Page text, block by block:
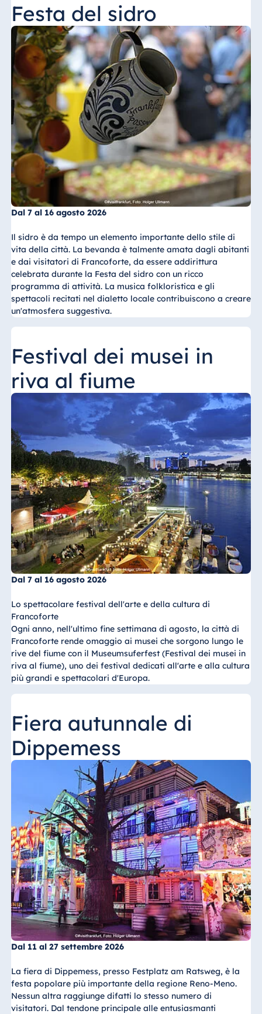
Festa del sidro
Dal 7 al 16 agosto 2026
Il sidro è da tempo un elemento importante dello stile di
vita della città. La bevanda è talmente amata dagli abitanti
e dai visitatori di Francoforte, da essere addirittura
celebrata durante la Festa del sidro con un ricco
programma di attività. La musica folkloristica e gli
spettacoli recitati nel dialetto locale contribuiscono a creare
un'atmosfera suggestiva.
Festival dei musei in
riva al fiume
Dal 7 al 16 agosto 2026
Lo spettacolare festival dell'arte e della cultura di
Francoforte
Ogni anno, nell'ultimo fine settimana di agosto, la città di
Francoforte rende omaggio ai musei che sorgono lungo le
rive del fiume con il Museumsuferfest (Festival dei musei in
riva al fiume), uno dei festival dedicati all'arte e alla cultura
più grandi e spettacolari d'Europa.
Fiera autunnale di
Dippemess
Dal 11 al 27 settembre 2026
La fiera di Dippemess, presso Festplatz am Ratsweg, è la
festa popolare più importante della regione Reno-Meno.
Nessun altra raggiunge difatti lo stesso numero di
visitatori. Dal tendone principale alle entusiasmanti